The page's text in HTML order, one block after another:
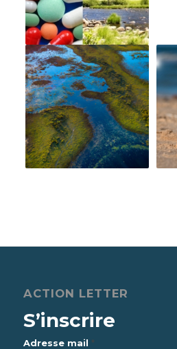
ACTION LETTER
S’inscrire
Adresse mail *